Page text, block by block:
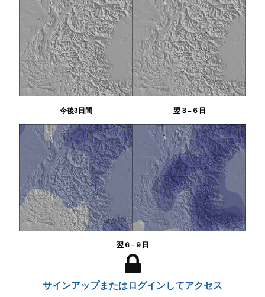
今後3日間 翌３−６日
翌６−９日
サインアップまたはログインしてアクセス